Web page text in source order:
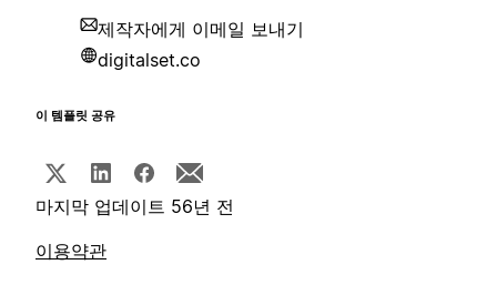
제작자에게 이메일 보내기
digitalset.co
이 템플릿 공유
마지막 업데이트 56년 전
이용약관